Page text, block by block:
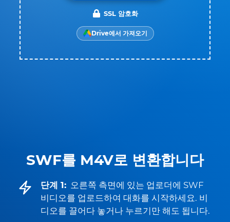
SWF를 M4V로 변환합니다
단계 1: 오른쪽 측면에 있는 업로더에 SWF
비디오를 업로드하여 대화를 시작하세요. 비
디오를 끌어다 놓거나 누르기만 해도 됩니다.
SSL 암호화
Drive에서 가져오기